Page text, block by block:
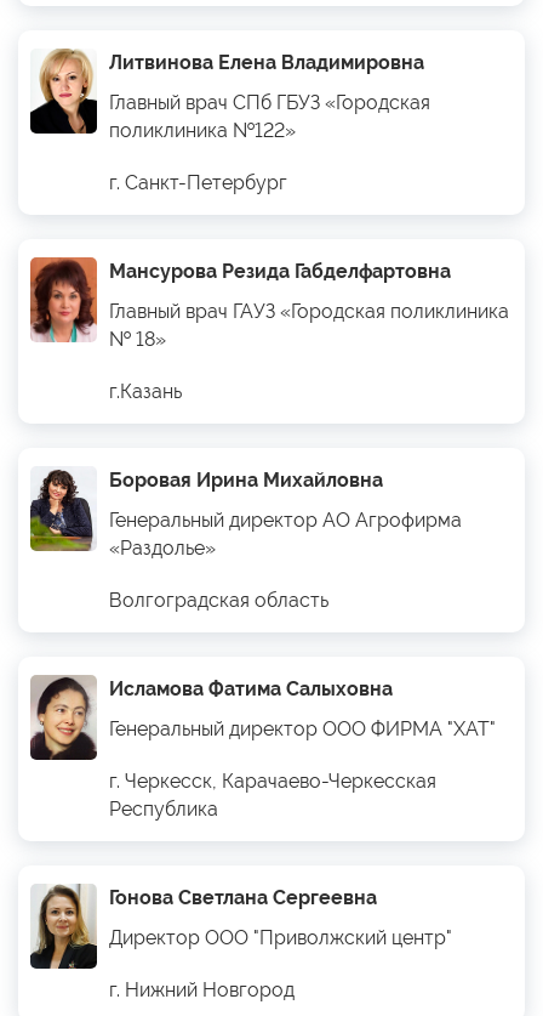
Литвинова Елена Владимировна
Главный врач СПб ГБУЗ «Городская
поликлиника №122»
г. Санкт-Петербург
Мансурова Резида Габделфартовна
Главный врач ГАУЗ «Городская поликлиника
№ 18»
г.Казань
Боровая Ирина Михайловна
Генеральный директор АО Агрофирма
«Раздолье»
Волгоградская область
Исламова Фатима Салыховна
Генеральный директор ООО ФИРМА "ХАТ"
г. Черкесск, Карачаево-Черкесская
Республика
Гонова Светлана Сергеевна
Директор ООО "Приволжский центр"
г. Нижний Новгород